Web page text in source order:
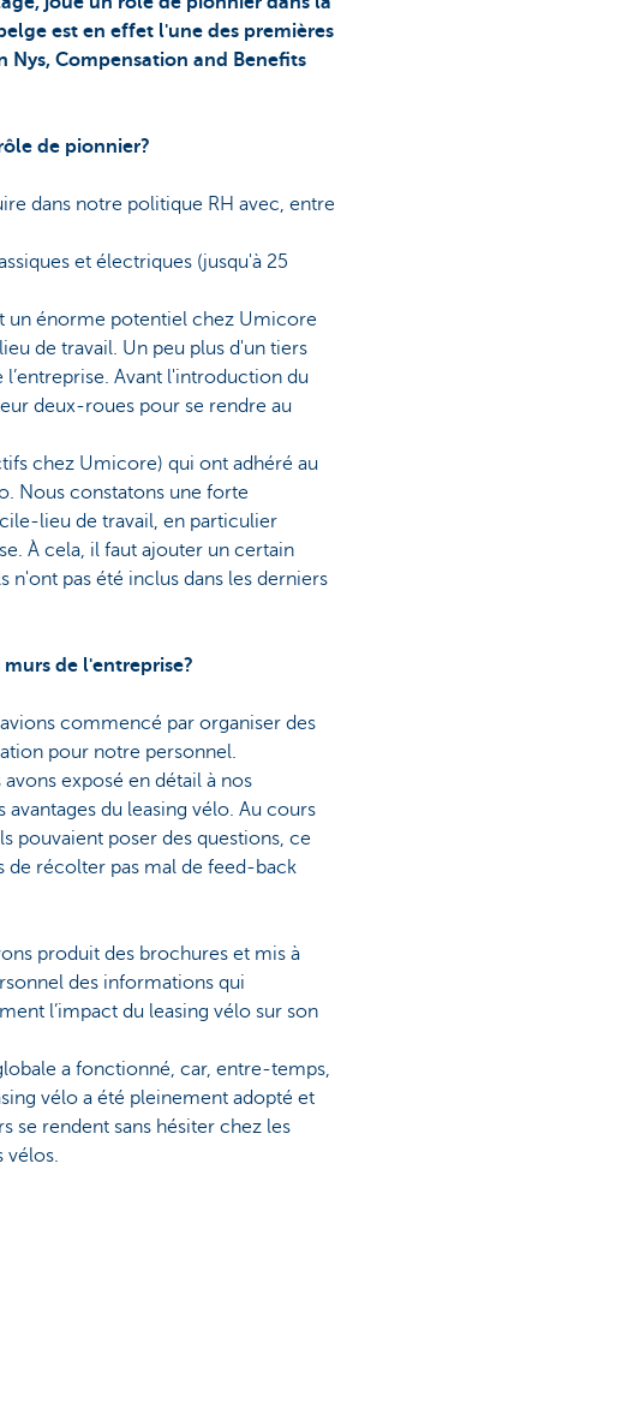
est en effet l'une des premières
Nys, Compensation and Benefits
de pionnier?
dans notre politique RH avec, entre
et électriques (jusqu'à 25
un énorme potentiel chez Umicore
de travail. Un peu plus d'un tiers
Avant l'introduction du
deux-roues pour se rendre au
chez Umicore) qui ont adhéré au
Nous constatons une forte
lieu de travail, en particulier
À cela, il faut ajouter un certain
n'ont pas été inclus dans les derniers
de l'entreprise?
avions commencé par organiser des
pour notre personnel.
exposé en détail à nos
avantages du leasing vélo. Au cours
pouvaient poser des questions, ce
de récolter pas mal de feed-back
produit des brochures et mis à
des informations qui
l’impact du leasing vélo sur son
a fonctionné, car, entre-temps,
vélo a été pleinement adopté et
se rendent sans hésiter chez les
vélos.